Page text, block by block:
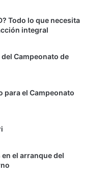
Todo lo que necesita
integral
Campeonato de
para el Campeonato
el arranque del